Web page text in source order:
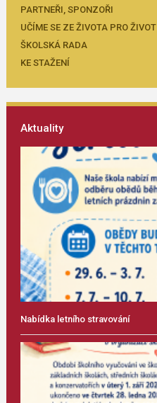
PARTNEŘI, SPONZOŘI
UČÍME SE ZE ŽIVOTA PRO ŽIVOT
ŠKOLSKÁ RADA
KE STAŽENÍ
Aktuality
Nabídka letního stravování